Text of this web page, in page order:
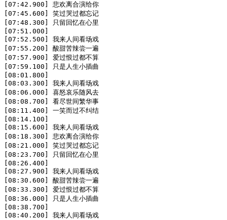
[07:42.900] 悲欢离合演给你
[07:45.600] 笑过哭过都忘记
[07:48.300] 只留回忆在心里
[07:51.000]
[07:52.500] 我来人间看场戏
[07:55.200] 酸甜苦辣尝一遍
[07:57.900] 爱过恨过都不算
[07:59.100] 只是人生小插曲
[08:01.800]
[08:03.300] 我来人间看场戏
[08:06.000] 喜怒哀乐随风去
[08:08.700] 看尽世间繁华事
[08:11.400] 一笑而过不纠结
[08:14.100]
[08:15.600] 我来人间看场戏
[08:18.300] 悲欢离合演给你
[08:21.000] 笑过哭过都忘记
[08:23.700] 只留回忆在心里
[08:26.400]
[08:27.900] 我来人间看场戏
[08:30.600] 酸甜苦辣尝一遍
[08:33.300] 爱过恨过都不算
[08:36.000] 只是人生小插曲
[08:38.700]
[08:40.200] 我来人间看场戏